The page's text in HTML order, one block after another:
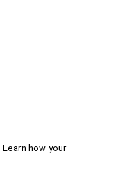
Learn how your